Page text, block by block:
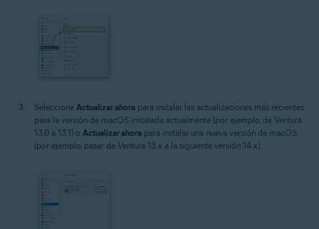
Seleccione Actualizar ahora para instalar las actualizaciones más recientes
para la versión de macOS instalada actualmente (por ejemplo, de Ventura
13.0 a 13.1) o Actualizar ahora para instalar una nueva versión de macOS
(por ejemplo, pasar de Ventura 13.x a la siguiente versión 14.x).